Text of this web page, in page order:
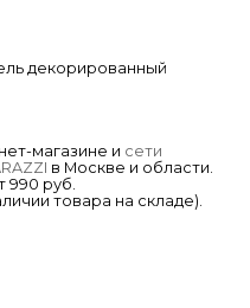
декорированный
магазине и сети
в Москве и области.
990 руб.
товара на складе).